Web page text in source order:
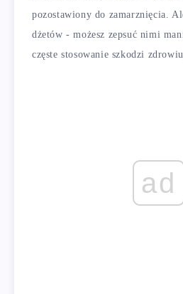
pozostawiony do zamarznięcia.
dżetów - możesz zepsuć nimi
częste stosowanie szkodzi
ad